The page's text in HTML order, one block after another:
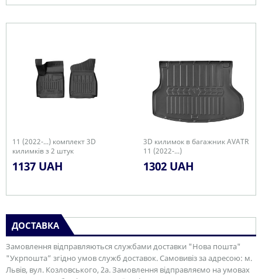
11 (2022-...) комплект 3D
килимків з 2 штук
1137 UAH
3D килимок в багажник AVATR
11 (2022-...)
1302 UAH
ДОСТАВКА
Замовлення відправляються службами доставки "Нова пошта"
"Укрпошта” згідно умов служб доставок. Самовивіз за адресою: м.
Львів, вул. Козловського, 2а. Замовлення відправляємо на умовах